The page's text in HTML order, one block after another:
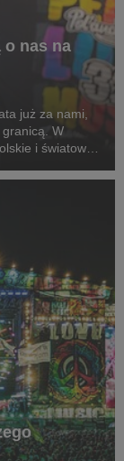
o nas na
już za nami,
W
i światowe